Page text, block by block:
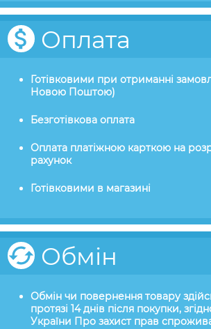
Оплата
Готівковими при отриманні
Новою Поштою)
Безготівкова оплата
Оплата платіжною карткою на
рахунок
Готівковими в магазині
Обмін
Обмін чи повернення товару
протязі 14 днів після покупки,
України Про захист прав